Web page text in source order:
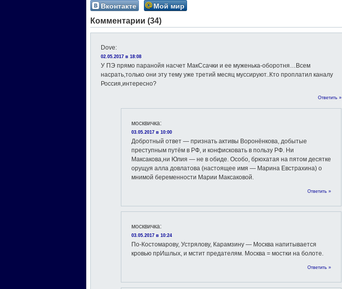
Вконтакте Мой мир
Комментарии (34)
Dove:
02.05.2017 в 18:08
У ПЭ прямо паранойя насчет МакСсачки и ее муженька-оборотня…Всем
насрать,только они эту тему уже третий месяц муссируют..Кто проплатил каналу
Россия,интересно?
Ответить »
москвичка:
03.05.2017 в 10:00
Добротный ответ — признать активы Воронёнкова, добытые
преступным путём в РФ, и конфисковать в пользу РФ. Ни
Максакова,ни Юлия — не в обиде. Особо, брюхатая на пятом десятке
орущуя алла довлатова (настоящее имя — Марина Евстрахина) о
мнимой беременности Марии Максаковой.
Ответить »
москвичка:
03.05.2017 в 10:24
По-Костомарову, Устрялову, Карамзину — Москва напитывается
кровью прИшлых, и мстит предателям. Москва = мостки на болоте.
Ответить »